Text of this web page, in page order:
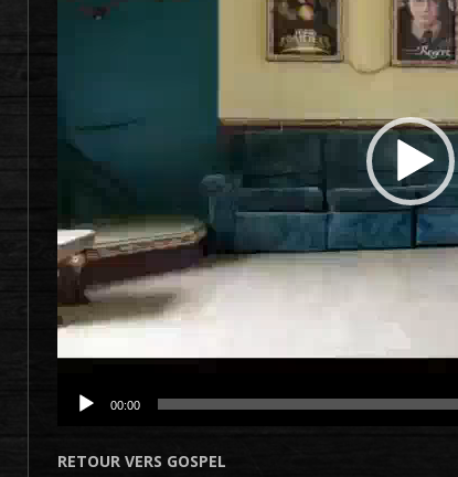
00:00
RETOUR VERS GOSPEL